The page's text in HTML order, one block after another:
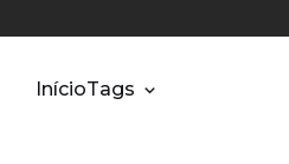
InícioTags